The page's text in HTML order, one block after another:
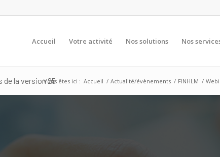
Accueil Votre activité Nos solutions Nos
la version 25Vous êtes ici : Accueil / Actualité/évènements / FINHLM /